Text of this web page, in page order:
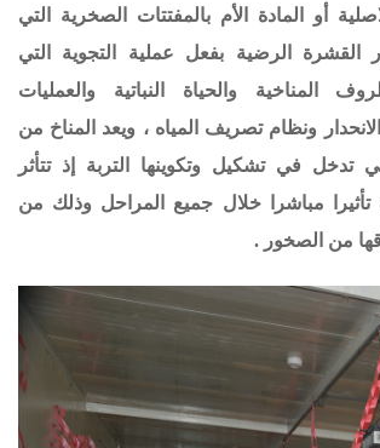
أو المادة الأم بالمفتتات الصخرية التي
الرضية بفعل عملية التجوية التي
المناخية والحياة النباتية والعمليات
ونظام تصريف المياه ، ويعد المناخ من
تدخل في تشكيل وتكوينها التربة إذ تتأثر
تأثيرا مباشرا خلال جميع المراحل وذلك من
من الصخور .